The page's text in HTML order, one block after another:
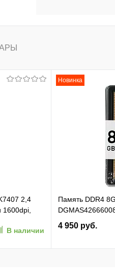
2,4
1600dpi,
В наличии
Новинка
Память DDR4
SO-DIMM 260-
4 950 руб.